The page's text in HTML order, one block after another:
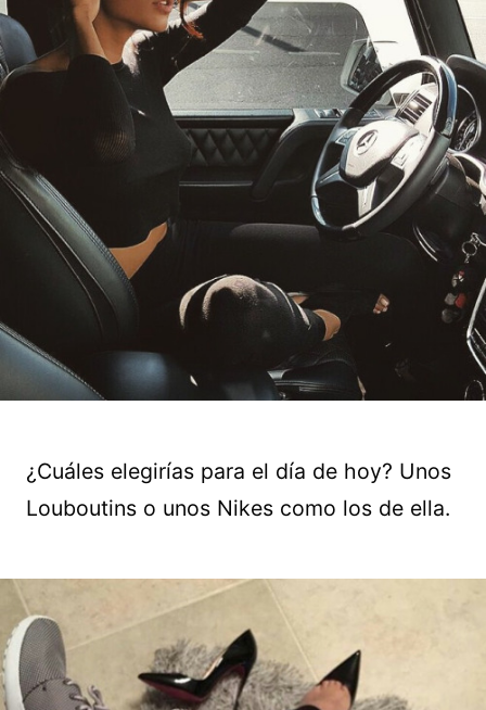
¿Cuáles elegirías para el día de hoy? Unos
Louboutins o unos Nikes como los de ella.